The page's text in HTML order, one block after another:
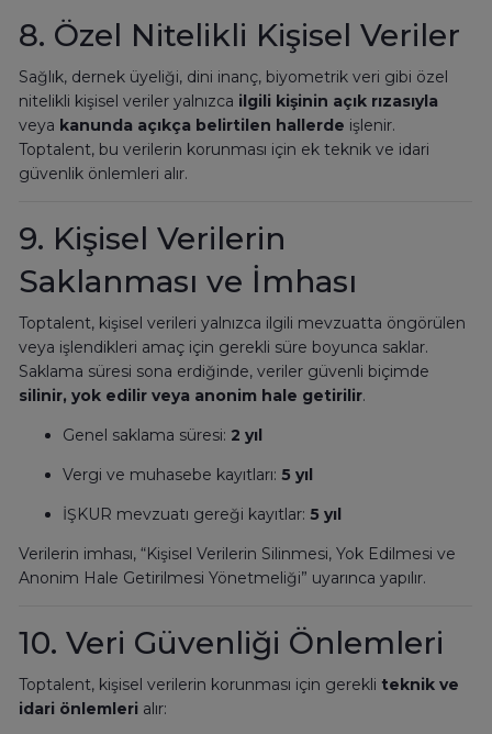
8. Özel Nitelikli Kişisel Veriler
Sağlık, dernek üyeliği, dini inanç, biyometrik veri gibi özel
nitelikli kişisel veriler yalnızca ilgili kişinin açık rızasıyla
veya kanunda açıkça belirtilen hallerde işlenir.
Toptalent, bu verilerin korunması için ek teknik ve idari
güvenlik önlemleri alır.
9. Kişisel Verilerin
Saklanması ve İmhası
Toptalent, kişisel verileri yalnızca ilgili mevzuatta öngörülen
veya işlendikleri amaç için gerekli süre boyunca saklar.
Saklama süresi sona erdiğinde, veriler güvenli biçimde
silinir, yok edilir veya anonim hale getirilir.
Genel saklama süresi: 2 yıl
Vergi ve muhasebe kayıtları: 5 yıl
İŞKUR mevzuatı gereği kayıtlar: 5 yıl
Verilerin imhası, “Kişisel Verilerin Silinmesi, Yok Edilmesi ve
Anonim Hale Getirilmesi Yönetmeliği” uyarınca yapılır.
10. Veri Güvenliği Önlemleri
Toptalent, kişisel verilerin korunması için gerekli teknik ve
idari önlemleri alır: